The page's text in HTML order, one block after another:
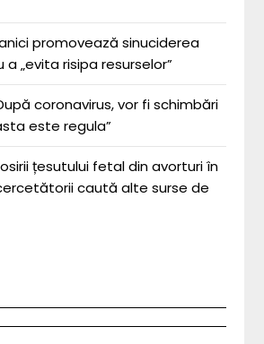
promovează sinuciderea
„evita risipa resurselor”
coronavirus, vor fi schimbări
este regula”
țesutului fetal din avorturi în
caută alte surse de